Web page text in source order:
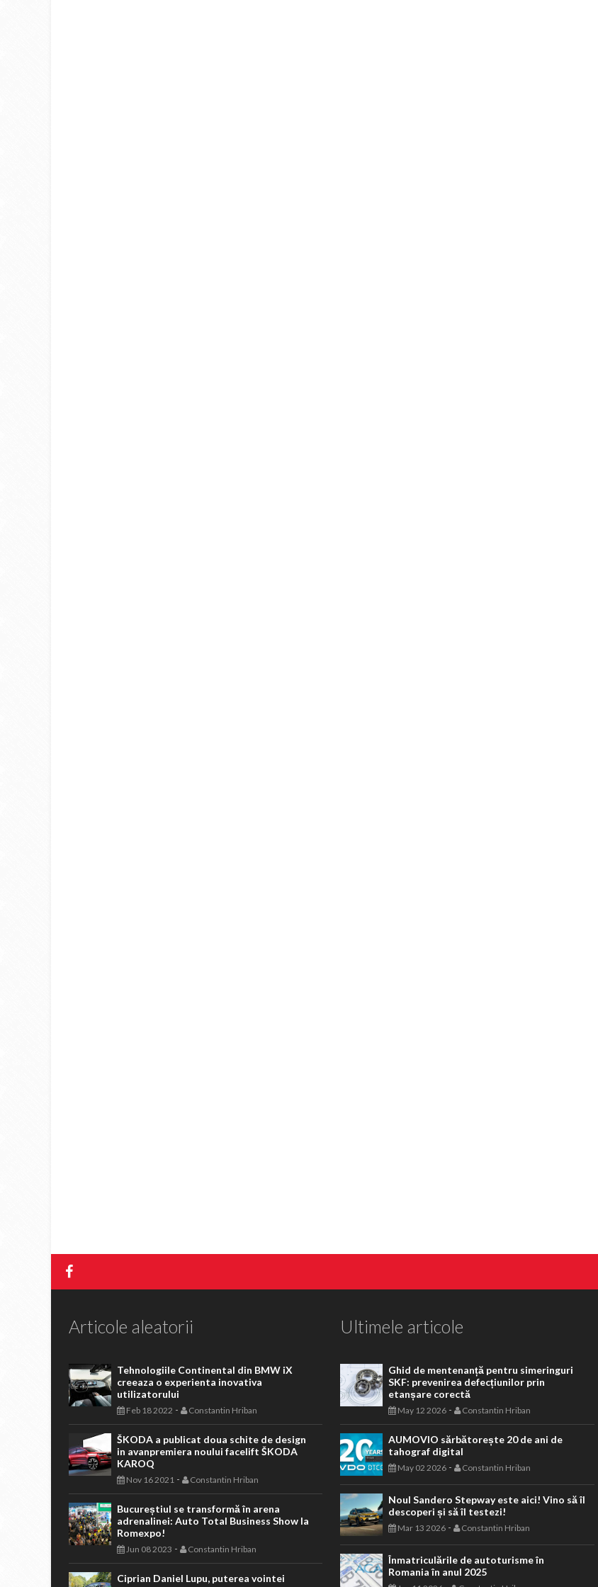
Articole aleatorii
Tehnologiile Continental din BMW iX
creeaza o experienta inovativa
utilizatorului
Feb 18 2022 - Constantin Hriban
ŠKODA a publicat doua schite de design
in avanpremiera noului facelift ŠKODA
KAROQ
Nov 16 2021 - Constantin Hriban
Bucureștiul se transformă în arena
adrenalinei: Auto Total Business Show la
Romexpo!
Jun 08 2023 - Constantin Hriban
Ciprian Daniel Lupu, puterea vointei
Ultimele articole
Ghid de mentenanță pentru simeringuri
SKF: prevenirea defecțiunilor prin
etanșare corectă
May 12 2026 - Constantin Hriban
AUMOVIO sărbătorește 20 de ani de
tahograf digital
May 02 2026 - Constantin Hriban
Noul Sandero Stepway este aici! Vino să îl
descoperi și să îl testezi!
Mar 13 2026 - Constantin Hriban
Înmatriculările de autoturisme în
Romania în anul 2025